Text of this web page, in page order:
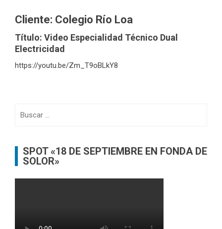
Cliente: Colegio Río Loa
Título: Video Especialidad Técnico Dual
Electricidad
https://youtu.be/Zm_T9oBLkY8
SPOT «18 DE SEPTIEMBRE EN FONDA DE
SOLOR»